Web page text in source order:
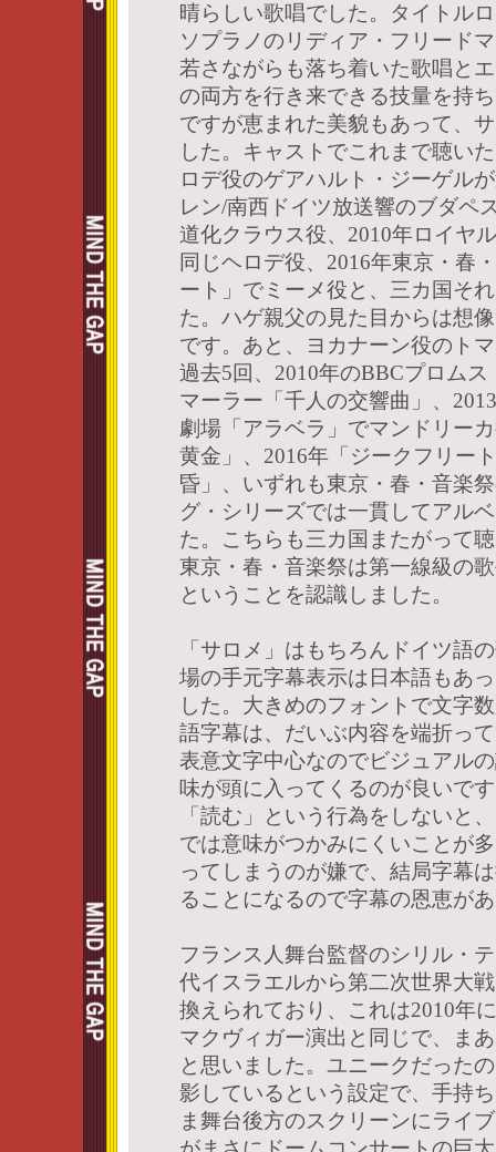
晴らしい歌唱でした。タイトル
ソプラノのリディア・フリード
若さながらも落ち着いた歌唱と
の両方を行き来できる技量を持
ですが恵まれた美貌もあって、
した。キャストでこれまで聴い
ロデ役のゲアハルト・ジーゲル
レン/南西ドイツ放送響のブダペ
道化クラウス役、2010年ロイヤ
同じヘロデ役、2016年東京・春
ート」でミーメ役と、三カ国そ
た。ハゲ親父の見た目からは想
です。あと、ヨカナーン役のト
過去5回、2010年のBBCプロム
マーラー「千人の交響曲」、
劇場「アラベラ」でマンドリー
黄金」、2016年「ジークフリー
昏」、いずれも東京・春・音楽
グ・シリーズでは一貫してアル
た。こちらも三カ国またがって
東京・春・音楽祭は第一線級の
ということを認識しました。
「サロメ」はもちろんドイツ語
場の手元字幕表示は日本語もあ
した。大きめのフォントで文字
語字幕は、だいぶ内容を端折っ
表意文字中心なのでビジュアル
味が頭に入ってくるのが良いで
「読む」という行為をしないと
では意味がつかみにくいことが
ってしまうのが嫌で、結局字幕
ることになるので字幕の恩恵が
フランス人舞台監督のシリル・
代イスラエルから第二次世界大
換えられており、これは2010年
マクヴィガー演出と同じで、ま
と思いました。ユニークだった
影しているという設定で、手持
ま舞台後方のスクリーンにライ